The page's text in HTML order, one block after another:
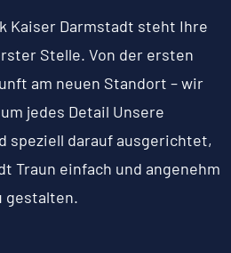
Kaiser Darmstadt steht Ihre
Stelle. Von der ersten
am neuen Standort – wir
jedes Detail Unsere
speziell darauf ausgerichtet,
Traun einfach und angenehm
gestalten.